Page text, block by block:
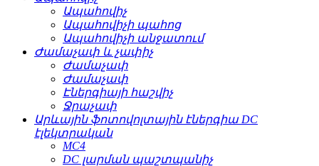
Ապահովիչ
Ապահովիչի պահոց
Ապահովիչի անջատում
Ժամաչափ և չափիչ
Ժամաչափ
Ժամաչափ
Էներգիայի հաշվիչ
Ջրաչափ
Արևային ֆոտովոլտային էներգիա DC
էլեկտրական
MC4
DC լարման պաշտպանիչ